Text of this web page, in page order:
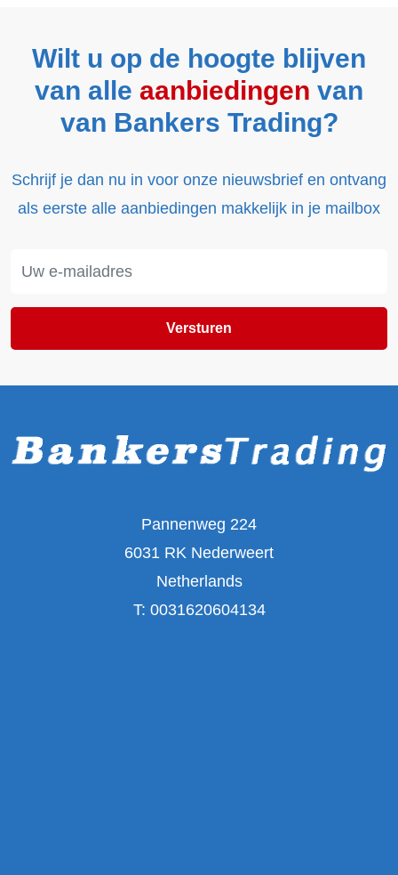
Wilt u op de hoogte blijven
van alle aanbiedingen van
van Bankers Trading?
Schrijf je dan nu in voor onze nieuwsbrief en ontvang
als eerste alle aanbiedingen makkelijk in je mailbox
Versturen
Pannenweg 224
6031 RK Nederweert
Netherlands
T: 0031620604134